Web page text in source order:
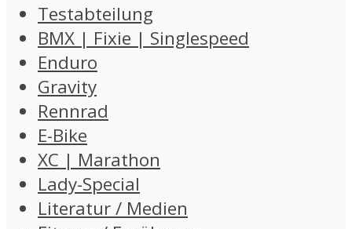
Testabteilung
BMX | Fixie | Singlespeed
Enduro
Gravity
Rennrad
E-Bike
XC | Marathon
Lady-Special
Literatur / Medien